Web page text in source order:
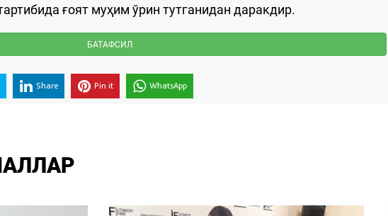
ғоят муҳим ўрин тутганидан даракдир.
БАТАФСИЛ
Share Pin it WhatsApp